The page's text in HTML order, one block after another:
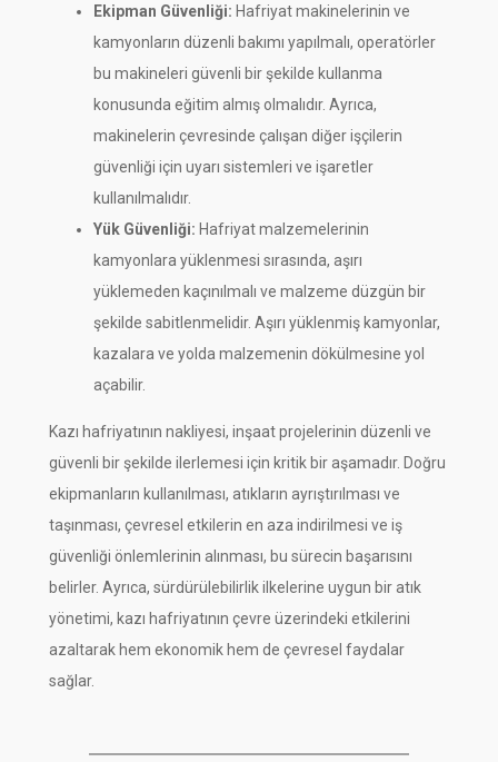
Ekipman Güvenliği: Hafriyat makinelerinin ve
kamyonların düzenli bakımı yapılmalı, operatörler
bu makineleri güvenli bir şekilde kullanma
konusunda eğitim almış olmalıdır. Ayrıca,
makinelerin çevresinde çalışan diğer işçilerin
güvenliği için uyarı sistemleri ve işaretler
kullanılmalıdır.
Yük Güvenliği: Hafriyat malzemelerinin
kamyonlara yüklenmesi sırasında, aşırı
yüklemeden kaçınılmalı ve malzeme düzgün bir
şekilde sabitlenmelidir. Aşırı yüklenmiş kamyonlar,
kazalara ve yolda malzemenin dökülmesine yol
açabilir.
Kazı hafriyatının nakliyesi, inşaat projelerinin düzenli ve
güvenli bir şekilde ilerlemesi için kritik bir aşamadır. Doğru
ekipmanların kullanılması, atıkların ayrıştırılması ve
taşınması, çevresel etkilerin en aza indirilmesi ve iş
güvenliği önlemlerinin alınması, bu sürecin başarısını
belirler. Ayrıca, sürdürülebilirlik ilkelerine uygun bir atık
yönetimi, kazı hafriyatının çevre üzerindeki etkilerini
azaltarak hem ekonomik hem de çevresel faydalar
sağlar.